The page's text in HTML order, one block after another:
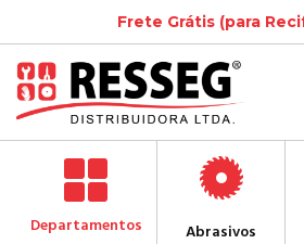
Frete Grátis (para
Departamentos Abrasivos